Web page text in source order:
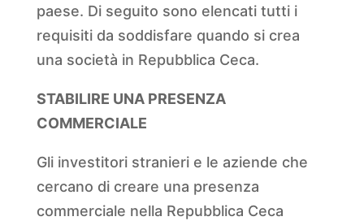
paese. Di seguito sono elencati tutti i
requisiti da soddisfare quando si crea
una società in Repubblica Ceca.
STABILIRE UNA PRESENZA
COMMERCIALE
Gli investitori stranieri e le aziende che
cercano di creare una presenza
commerciale nella Repubblica Ceca